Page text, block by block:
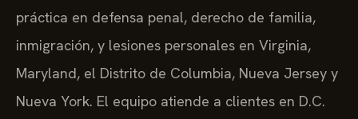
práctica en defensa penal, derecho de familia,
inmigración, y lesiones personales en Virginia,
Maryland, el Distrito de Columbia, Nueva Jersey y
Nueva York. El equipo atiende a clientes en D.C.